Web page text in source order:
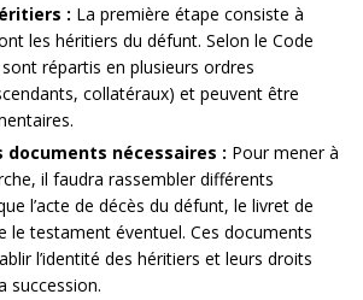
: La première étape consiste à
les héritiers du défunt. Selon le Code
répartis en plusieurs ordres
collatéraux) et peuvent être
documents nécessaires : Pour mener à
il faudra rassembler différents
l’acte de décès du défunt, le livret de
le testament éventuel. Ces documents
l’identité des héritiers et leurs droits
succession.